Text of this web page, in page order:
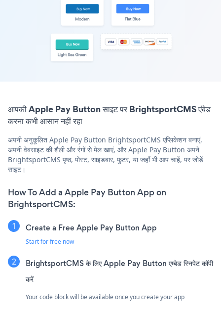
आपकी Apple Pay Button साइट पर BrightsportCMS एंबेड
करना कभी आसान नहीं रहा
अपनी अनुकूलित Apple Pay Button BrightsportCMS एप्लिकेशन बनाएं,
अपनी वेबसाइट की शैली और रंगों से मेल खाएं, और Apple Pay Button अपने
BrightsportCMS पृष्ठ, पोस्ट, साइडबार, फुटर, या जहाँ भी आप चाहें, पर जोड़ें
साइट।
How To Add a Apple Pay Button App on
BrightsportCMS:
Create a Free Apple Pay Button App
Start for free now
BrightsportCMS के लिए Apple Pay Button एम्बेड स्निपेट कॉपी
करें
Your code block will be available once you create your app